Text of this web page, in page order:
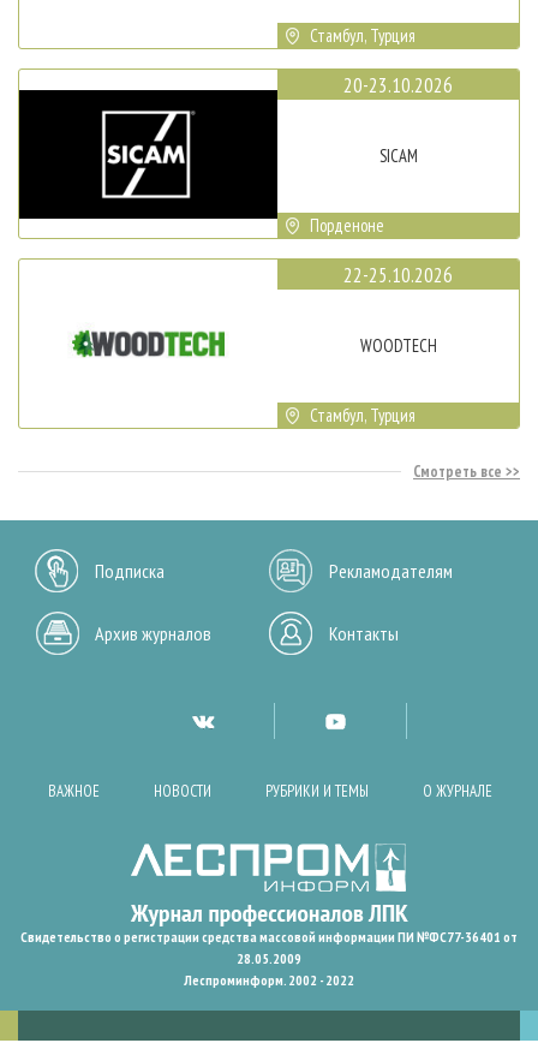
Стамбул, Турция
20-23.10.2026
SICAM
Порденоне
22-25.10.2026
WOODTECH
Стамбул, Турция
Смотреть все
Подписка Рекламодателям
Архив журналов Контакты
ВАЖНОЕ НОВОСТИ РУБРИКИ И ТЕМЫ О ЖУРНАЛЕ
Свидетельство о регистрации средства массовой информации ПИ №ФС77-36401 от
28.05.2009
Леспроминформ. 2002 - 2022